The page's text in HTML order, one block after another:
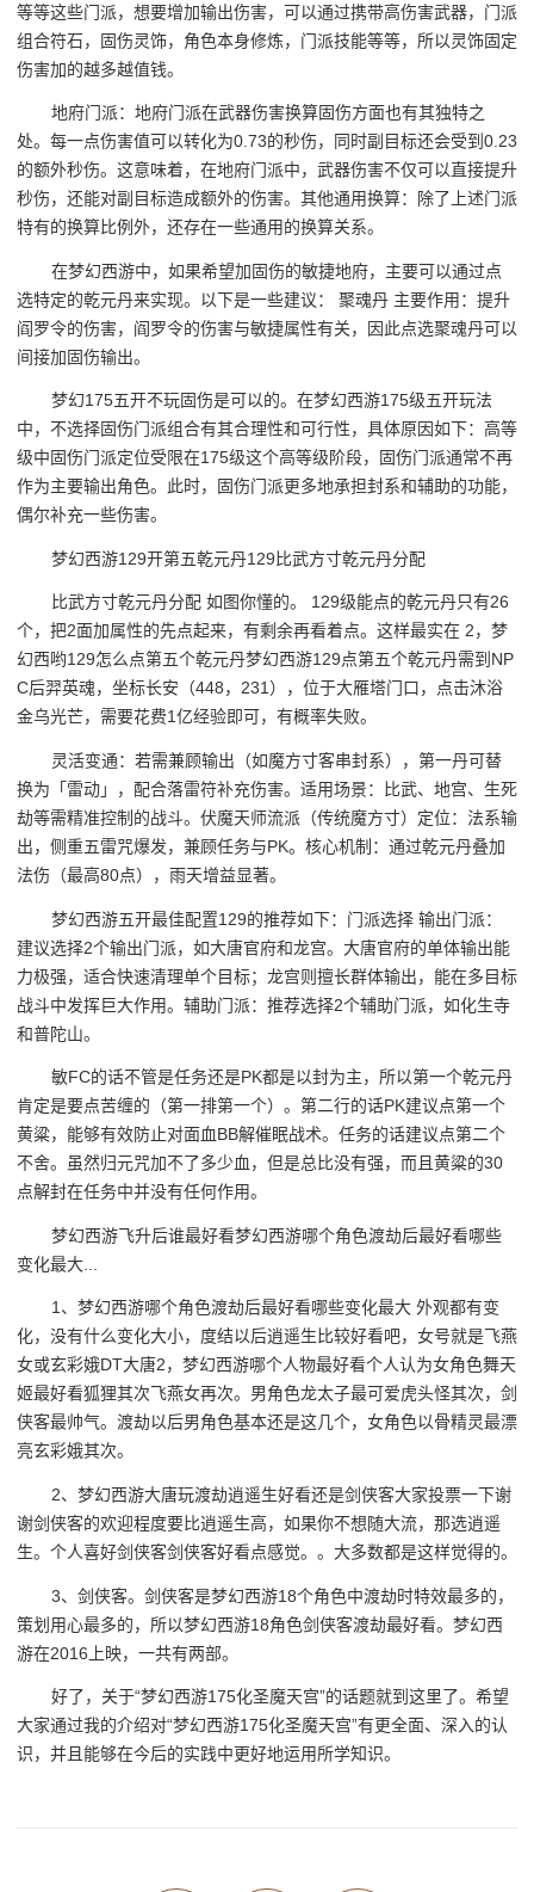
等等这些门派，想要增加输出伤害，可以通过携带高伤害武器，门派
组合符石，固伤灵饰，角色本身修炼，门派技能等等，所以灵饰固定
伤害加的越多越值钱。
地府门派：地府门派在武器伤害换算固伤方面也有其独特之
处。每一点伤害值可以转化为0.73的秒伤，同时副目标还会受到0.23
的额外秒伤。这意味着，在地府门派中，武器伤害不仅可以直接提升
秒伤，还能对副目标造成额外的伤害。其他通用换算：除了上述门派
特有的换算比例外，还存在一些通用的换算关系。
在梦幻西游中，如果希望加固伤的敏捷地府，主要可以通过点
选特定的乾元丹来实现。以下是一些建议： 聚魂丹 主要作用：提升
阎罗令的伤害，阎罗令的伤害与敏捷属性有关，因此点选聚魂丹可以
间接加固伤输出。
梦幻175五开不玩固伤是可以的。在梦幻西游175级五开玩法
中，不选择固伤门派组合有其合理性和可行性，具体原因如下：高等
级中固伤门派定位受限在175级这个高等级阶段，固伤门派通常不再
作为主要输出角色。此时，固伤门派更多地承担封系和辅助的功能，
偶尔补充一些伤害。
梦幻西游129开第五乾元丹129比武方寸乾元丹分配
比武方寸乾元丹分配 如图你懂的。 129级能点的乾元丹只有26
个，把2面加属性的先点起来，有剩余再看着点。这样最实在 2，梦
幻西哟129怎么点第五个乾元丹梦幻西游129点第五个乾元丹需到NP
C后羿英魂，坐标长安（448，231），位于大雁塔门口，点击沐浴
金乌光芒，需要花费1亿经验即可，有概率失败。
灵活变通：若需兼顾输出（如魔方寸客串封系），第一丹可替
换为「雷动」，配合落雷符补充伤害。适用场景：比武、地宫、生死
劫等需精准控制的战斗。伏魔天师流派（传统魔方寸）定位：法系输
出，侧重五雷咒爆发，兼顾任务与PK。核心机制：通过乾元丹叠加
法伤（最高80点），雨天增益显著。
梦幻西游五开最佳配置129的推荐如下：门派选择 输出门派：
建议选择2个输出门派，如大唐官府和龙宫。大唐官府的单体输出能
力极强，适合快速清理单个目标；龙宫则擅长群体输出，能在多目标
战斗中发挥巨大作用。辅助门派：推荐选择2个辅助门派，如化生寺
和普陀山。
敏FC的话不管是任务还是PK都是以封为主，所以第一个乾元丹
肯定是要点苦缠的（第一排第一个）。第二行的话PK建议点第一个
黄粱，能够有效防止对面血BB解催眠战术。任务的话建议点第二个
不舍。虽然归元咒加不了多少血，但是总比没有强，而且黄粱的30
点解封在任务中并没有任何作用。
梦幻西游飞升后谁最好看梦幻西游哪个角色渡劫后最好看哪些
变化最大...
1、梦幻西游哪个角色渡劫后最好看哪些变化最大 外观都有变
化，没有什么变化大小，度结以后逍遥生比较好看吧，女号就是飞燕
女或玄彩娥DT大唐2，梦幻西游哪个人物最好看个人认为女角色舞天
姬最好看狐狸其次飞燕女再次。男角色龙太子最可爱虎头怪其次，剑
侠客最帅气。渡劫以后男角色基本还是这几个，女角色以骨精灵最漂
亮玄彩娥其次。
2、梦幻西游大唐玩渡劫逍遥生好看还是剑侠客大家投票一下谢
谢剑侠客的欢迎程度要比逍遥生高，如果你不想随大流，那选逍遥
生。个人喜好剑侠客剑侠客好看点感觉。。大多数都是这样觉得的。
3、剑侠客。剑侠客是梦幻西游18个角色中渡劫时特效最多的，
策划用心最多的，所以梦幻西游18角色剑侠客渡劫最好看。梦幻西
游在2016上映，一共有两部。
好了，关于“梦幻西游175化圣魔天宫”的话题就到这里了。希望
大家通过我的介绍对“梦幻西游175化圣魔天宫”有更全面、深入的认
识，并且能够在今后的实践中更好地运用所学知识。